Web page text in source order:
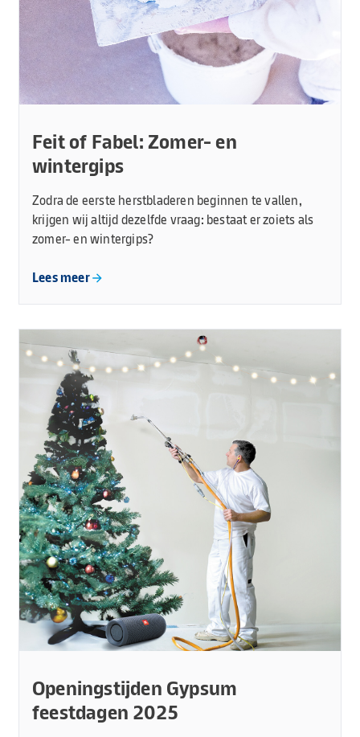
Feit of Fabel: Zomer- en
wintergips
Zodra de eerste herstbladeren beginnen te vallen,
krijgen wij altijd dezelfde vraag: bestaat er zoiets als
zomer- en wintergips?
Lees meer
Openingstijden Gypsum
feestdagen 2025